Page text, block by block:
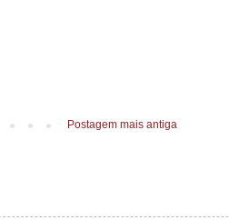
Postagem mais antiga